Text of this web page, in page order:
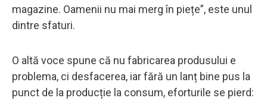
magazine. Oamenii nu mai merg în piețe”, este unul
dintre sfaturi.
O altă voce spune că nu fabricarea produsului e
problema, ci desfacerea, iar fără un lanț bine pus la
punct de la producție la consum, eforturile se pierd: